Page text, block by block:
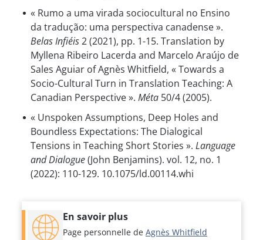
« Rumo a uma virada sociocultural no Ensino
da tradução: uma perspectiva canadense ».
Belas Infiéis2 (2021), pp. 1-15. Translation by
Myllena Ribeiro Lacerda and Marcelo Araújo de
Sales Aguiar of Agnès Whitfield, « Towards a
Socio-Cultural Turn in Translation Teaching: A
Canadian Perspective ». Méta 50/4 (2005).
« Unspoken Assumptions, Deep Holes and
Boundless Expectations: The Dialogical
Tensions in Teaching Short Stories ». Language
and Dialogue(John Benjamins). vol. 12, no. 1
(2022): 110-129. 10.1075/ld.00114.whi
En savoir plus
Page personnelle de Agnès Whitfield